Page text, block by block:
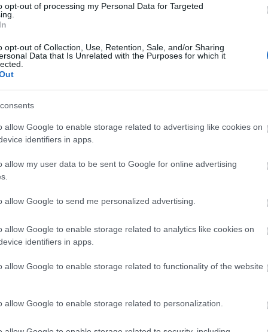
opt-out of processing my Personal Data for Targeted
opt-out of Collection, Use, Retention, Sale, and/or Sharing
Data that Is Unrelated with the Purposes for which it
allow Google to enable storage related to advertising like cookies on
identifiers in apps.
allow my user data to be sent to Google for online advertising
allow Google to send me personalized advertising.
allow Google to enable storage related to analytics like cookies on
identifiers in apps.
allow Google to enable storage related to functionality of the website
allow Google to enable storage related to personalization.
Fade Away
zongorás Susanne Sundfør hazájában, Norvégiában már jópár
dalszerző-énekesnők közé tartozik,The Brothelcímű,
felé nyitó 2010-es harmadik nagylemezével futott be,
az országból való kitöréssel is és erre a mostani
M83-közreműködései megalapozták nemzetközi hírnevét, ha
be is futott volna, hiszen a skandináv vonal legjobb
ambiciózus és igen magabiztos.Florenceés gépezete